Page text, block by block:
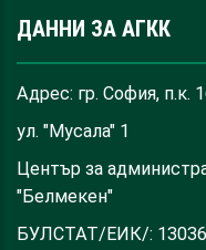
ДАННИ ЗА АГКК
Адрес: гр. София, п.к.
ул. "Мусала" 1
Център за
"Белмекен"
БУЛСТАТ/ЕИК/: